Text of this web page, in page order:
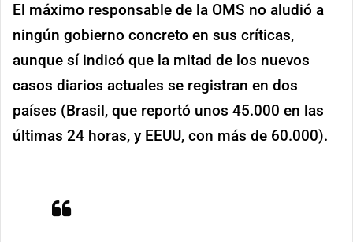
El máximo responsable de la OMS no aludió a
ningún gobierno concreto en sus críticas,
aunque sí indicó que la mitad de los nuevos
casos diarios actuales se registran en dos
países (Brasil, que reportó unos 45.000 en las
últimas 24 horas, y EEUU, con más de 60.000).